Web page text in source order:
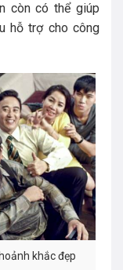
còn có thể giúp
hỗ trợ cho công
khắc đẹp